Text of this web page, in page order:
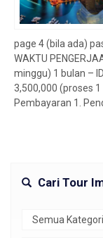
page 4 (bila ada)
WAKTU
minggu) 1 bulan –
3,500,000 (proses 1
Pembayaran 1.
Cari Tour